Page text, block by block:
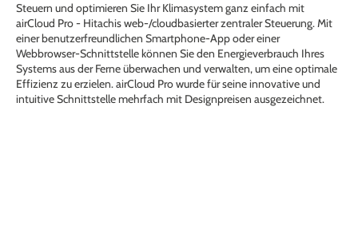
Steuern und optimieren Sie Ihr Klimasystem ganz einfach mit
airCloud Pro - Hitachis web-/cloudbasierter zentraler Steuerung. Mit
einer benutzerfreundlichen Smartphone-App oder einer
Webbrowser-Schnittstelle können Sie den Energieverbrauch Ihres
Systems aus der Ferne überwachen und verwalten, um eine optimale
Effizienz zu erzielen. airCloud Pro wurde für seine innovative und
intuitive Schnittstelle mehrfach mit Designpreisen ausgezeichnet.